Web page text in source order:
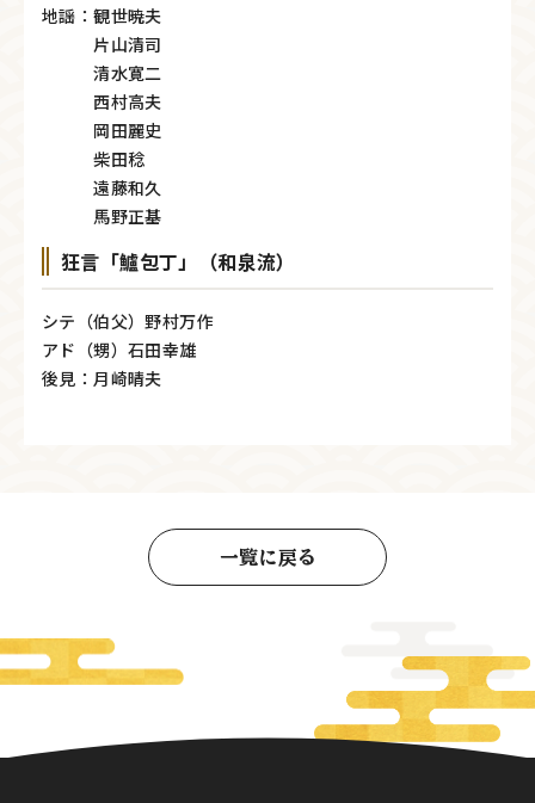
地謡：観世暁夫
片山清司
清水寛二
西村高夫
岡田麗史
柴田稔
遠藤和久
馬野正基
狂言「鱸包丁」（和泉流）
シテ（伯父）野村万作
アド（甥）石田幸雄
後見：月崎晴夫
一覧に戻る